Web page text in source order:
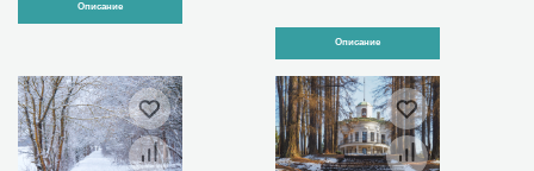
Описание
Описание